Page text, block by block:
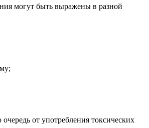
могут быть выражены в разной
от употребления токсических